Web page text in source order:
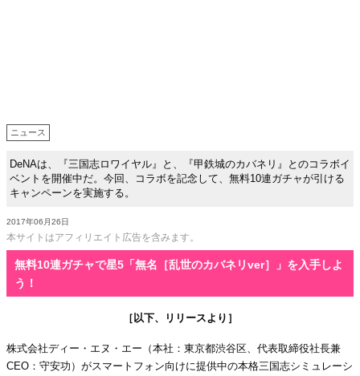
ニュース
DeNAは、『三国志ロワイヤル』と、『甲鉄城のカバネリ』とのコラボイ
ベントを開催中だ。今回、コラボを記念して、無料10連ガチャが引ける
キャンペーンを実施する。
2017年06月26日
本サイトはアフィリエイト広告を含みます。
無料10連ガチャで星5「無名［乱世のカバネリver］」を入手しよ
う！
［以下、リリースより］
株式会社ディー・エヌ・エー（本社：東京都渋谷区、代表取締役社長兼
CEO：守安功）がスマートフォン向けに提供中の本格三国志シミュレーシ